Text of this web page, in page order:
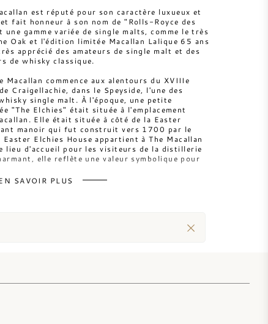
est réputé pour son caractère luxueux et
fait honneur à son nom de "Rolls-Royce des
gamme variée de single malts, comme le très
Oak et l'édition limitée Macallan Lalique 65 ans
apprécié des amateurs de single malt et des
de whisky classique.
commence aux alentours du XVIIIe
Craigellachie, dans le Speyside, l'une des
single malt. À l'époque, une petite
"The Elchies" était située à l'emplacement
Elle était située à côté de la Easter
manoir qui fut construit vers 1700 par le
Elchies House appartient à The Macallan
lieu d'accueil pour les visiteurs de la distillerie
elle reflète une valeur symbolique pour
1847, la distillerie fut héritée par le fils éponyme
rachetée par un ancien copropriétaire de la
SAVOIR PLUS